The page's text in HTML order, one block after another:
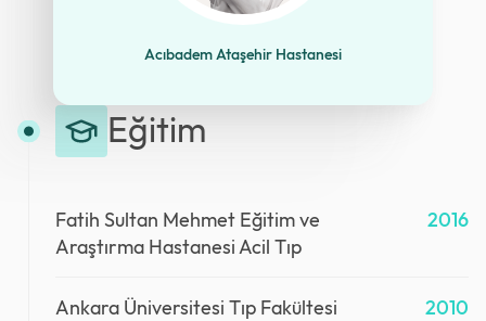
Acıbadem Ataşehir Hastanesi
Eğitim
Fatih Sultan Mehmet Eğitim ve
Araştırma Hastanesi Acil Tıp
2016
Ankara Üniversitesi Tıp Fakültesi 2010